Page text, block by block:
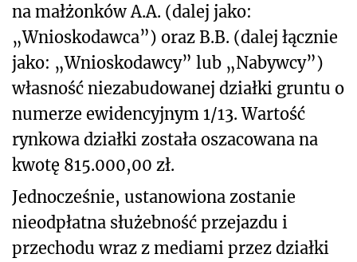
na małżonków A.A. (dalej jako:
„Wnioskodawca”) oraz B.B. (dalej łącznie
jako: „Wnioskodawcy” lub „Nabywcy”)
własność niezabudowanej działki gruntu o
numerze ewidencyjnym 1/13. Wartość
rynkowa działki została oszacowana na
kwotę 815.000,00 zł.
Jednocześnie, ustanowiona zostanie
nieodpłatna służebność przejazdu i
przechodu wraz z mediami przez działki